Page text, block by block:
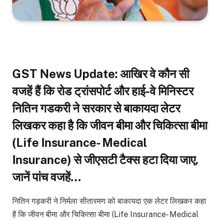
GST News Update: आखिर वे कौन सी
वजहें हैं कि रोड ट्रांसपोर्ट और हाई-वे मिनिस्टर
नितिन गडकरी ने सरकार से बाकायदा लेटर
लिखकर कहा है कि जीवन बीमा और चिकित्सा बीमा
(Life Insurance- Medical
Insurance) से जीएसटी टैक्स हटा दिया जाए,
जानें पांच वजहें…
नितिन गड़करी ने निर्मला सीतारमण को बाकायदा एक लेटर लिखकर कहा
है कि जीवन बीमा और चिकित्सा बीमा (Life Insurance- Medical